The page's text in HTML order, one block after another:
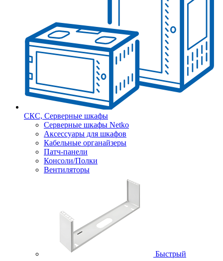
СКС, Серверные шкафы
Серверные шкафы Netko
Аксессуары для шкафов
Кабельные органайзеры
Патч-панели
Консоли/Полки
Вентиляторы
Быстрый